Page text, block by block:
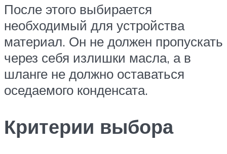
После этого выбирается
необходимый для устройства
материал. Он не должен пропускать
через себя излишки масла, а в
шланге не должно оставаться
оседаемого конденсата.
Критерии выбора